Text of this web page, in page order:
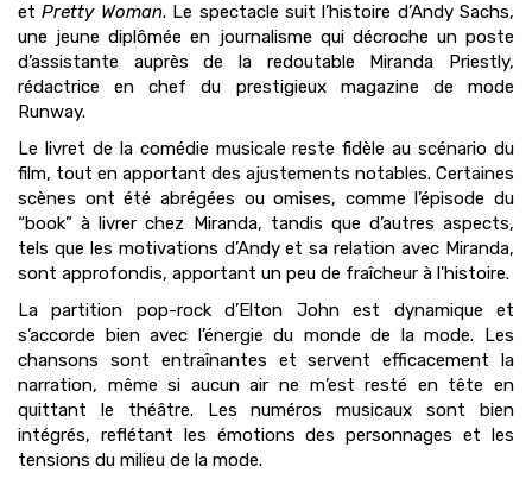
etPretty Woman. Le spectacle suit l’histoire d’Andy Sachs,
une jeune diplômée en journalisme qui décroche un poste
d’assistante auprès de la redoutable Miranda Priestly,
rédactrice en chef du prestigieux magazine de mode
Runway.
Le livret de la comédie musicale reste fidèle au scénario du
film, tout en apportant des ajustements notables. Certaines
scènes ont été abrégées ou omises, comme l’épisode du
“book” à livrer chez Miranda, tandis que d’autres aspects,
tels que les motivations d’Andy et sa relation avec Miranda,
sont approfondis, apportant un peu de fraîcheur à l'histoire.
La partition pop-rock d’Elton John est dynamique et
s’accorde bien avec l’énergie du monde de la mode. Les
chansons sont entraînantes et servent efficacement la
narration, même si aucun air ne m’est resté en tête en
quittant le théâtre. Les numéros musicaux sont bien
intégrés, reflétant les émotions des personnages et les
tensions du milieu de la mode.